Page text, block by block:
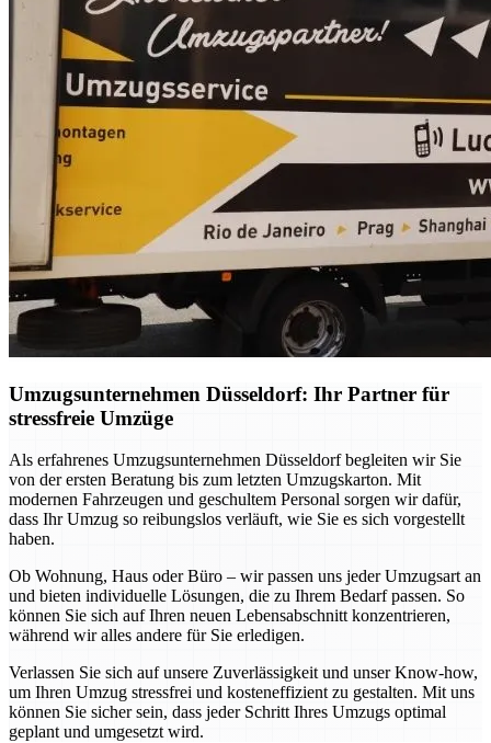
Umzugsunternehmen Düsseldorf: Ihr Partner für
stressfreie Umzüge
Als erfahrenes Umzugsunternehmen Düsseldorf begleiten wir Sie
von der ersten Beratung bis zum letzten Umzugskarton. Mit
modernen Fahrzeugen und geschultem Personal sorgen wir dafür,
dass Ihr Umzug so reibungslos verläuft, wie Sie es sich vorgestellt
haben.
Ob Wohnung, Haus oder Büro – wir passen uns jeder Umzugsart an
und bieten individuelle Lösungen, die zu Ihrem Bedarf passen. So
können Sie sich auf Ihren neuen Lebensabschnitt konzentrieren,
während wir alles andere für Sie erledigen.
Verlassen Sie sich auf unsere Zuverlässigkeit und unser Know-how,
um Ihren Umzug stressfrei und kosteneffizient zu gestalten. Mit uns
können Sie sicher sein, dass jeder Schritt Ihres Umzugs optimal
geplant und umgesetzt wird.